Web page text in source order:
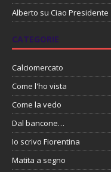
Alberto su Ciao Presidente
CATEGORIE
Calciomercato
Come l'ho vista
Come la vedo
Dal bancone…
Io scrivo Fiorentina
Matita a segno